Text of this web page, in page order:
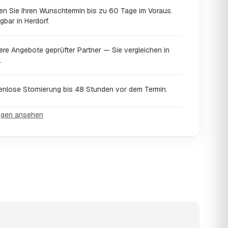
Sie Ihren Wunschtermin bis zu 60 Tage im Voraus.
in Herdorf.
Angebote geprüfter Partner — Sie vergleichen in
Stornierung bis 48 Stunden vor dem Termin.
ansehen